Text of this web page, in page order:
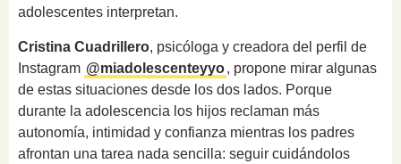
adolescentes interpretan.
Cristina Cuadrillero, psicóloga y creadora del perfil de
Instagram @miadolescenteyyo, propone mirar algunas
de estas situaciones desde los dos lados. Porque
durante la adolescencia los hijos reclaman más
autonomía, intimidad y confianza mientras los padres
afrontan una tarea nada sencilla: seguir cuidándolos